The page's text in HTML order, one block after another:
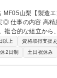
置の組
複合的な組立から
や基本パラメータ
料を用いた検査・
等も担当します。
全教育・X線基礎
以上 資格取得支援
2日制 土日祝休み